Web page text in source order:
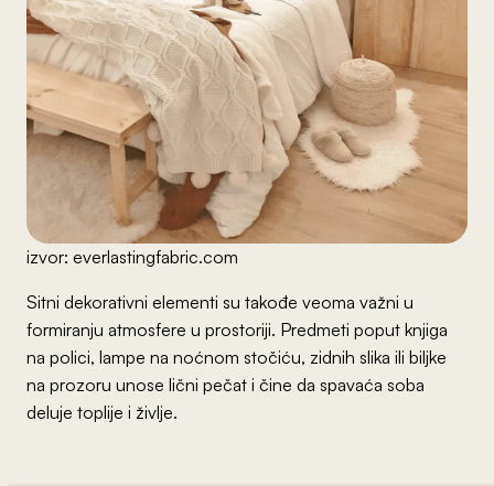
izvor: everlastingfabric.com
Sitni dekorativni elementi su takođe veoma važni u
formiranju atmosfere u prostoriji. Predmeti poput knjiga
na polici, lampe na noćnom stočiću, zidnih slika ili biljke
na prozoru unose lični pečat i čine da spavaća soba
deluje toplije i življe.